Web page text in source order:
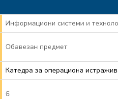
Информациони системи и
Обавезан предмет
Катедра за операциона
6